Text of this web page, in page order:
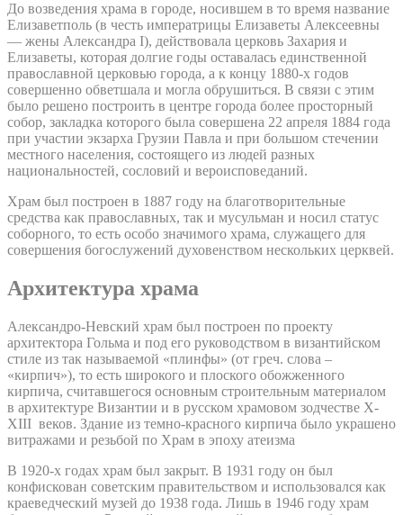
До возведения храма в городе, носившем в то время название
Елизаветполь (в честь императрицы Елизаветы Алексеевны
— жены Александра I), действовала церковь Захария и
Елизаветы, которая долгие годы оставалась единственной
православной церковью города, а к концу 1880-х годов
совершенно обветшала и могла обрушиться. В связи с этим
было решено построить в центре города более просторный
собор, закладка которого была совершена 22 апреля 1884 года
при участии экзарха Грузии Павла и при большом стечении
местного населения, состоящего из людей разных
национальностей, сословий и вероисповеданий.
Храм был построен в 1887 году на благотворительные
средства как православных, так и мусульман и носил статус
соборного, то есть особо значимого храма, служащего для
совершения богослужений духовенством нескольких церквей.
Архитектура храма
Александро-Невский храм был построен по проекту
архитектора Гольма и под его руководством в византийском
стиле из так называемой «плинфы» (от греч. слова –
«кирпич»), то есть широкого и плоского обожженного
кирпича, считавшегося основным строительным материалом
в архитектуре Византии и в русском храмовом зодчестве X-
XIII веков. Здание из темно-красного кирпича было украшено
витражами и резьбой по Храм в эпоху атеизма
В 1920-х годах храм был закрыт. В 1931 году он был
конфискован советским правительством и использовался как
краеведческий музей до 1938 года. Лишь в 1946 году храм